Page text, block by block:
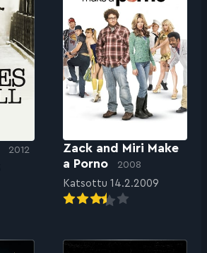
2012
Zack and Miri Make
a Porno
2008
Katsottu 14.2.2009